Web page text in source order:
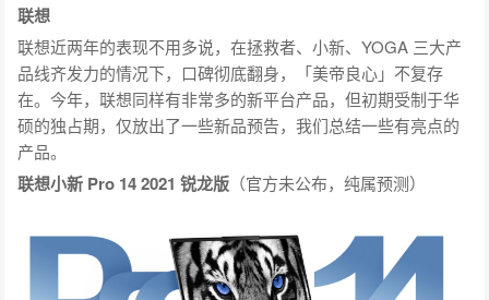
联想
联想近两年的表现不用多说，在拯救者、小新、YOGA 三大产
品线齐发力的情况下，口碑彻底翻身，「美帝良心」不复存
在。今年，联想同样有非常多的新平台产品，但初期受制于华
硕的独占期，仅放出了一些新品预告，我们总结一些有亮点的
产品。
联想小新 Pro 14 2021 锐龙版 （官方未公布，纯属预测）